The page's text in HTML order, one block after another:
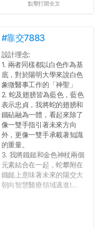
點擊打開全文
#靠交7883
設計理念:
1. 兩者同樣都以白色作為基
底，對於陽明大學來說白色
象徵醫事工作的「神聖」
2. 蛇及翅膀皆為藍色，藍色
表示忠貞，我將蛇的翅膀和
鐵砧融為一體，看起來除了
像一雙手指引著未來方向
外，更像一雙手承載著知識
的重量。
3. 我將鐵鎚和金色神杖兩個
元素結合在一起，蛇攀附在
鐵鎚上意味著未來的陽交大
朝向智慧醫療領域邁進!...